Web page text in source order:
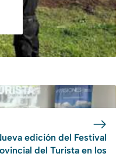
edición del Festival
del Turista en los